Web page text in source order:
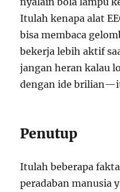
Itulah kenapa alat
bisa membaca
bekerja lebih aktif
jangan heran kalau
dengan ide
Penutup
Itulah beberapa
peradaban manusia